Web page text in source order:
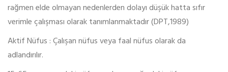
rağmen elde olmayan nedenlerden dolayı düşük hatta sıfır
verimle çalışması olarak tanımlanmaktadır (DPT,1989)
Aktif Nüfus : Çalışan nüfus veya faal nüfus olarak da
adlandırılır.